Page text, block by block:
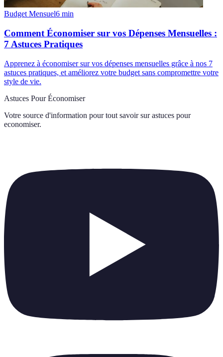
Budget Mensuel6 min
Comment Économiser sur vos Dépenses Mensuelles :
7 Astuces Pratiques
Apprenez à économiser sur vos dépenses mensuelles grâce à nos 7
astuces pratiques, et améliorez votre budget sans compromettre votre
style de vie.
Astuces Pour Économiser
Votre source d'information pour tout savoir sur astuces pour
economiser.